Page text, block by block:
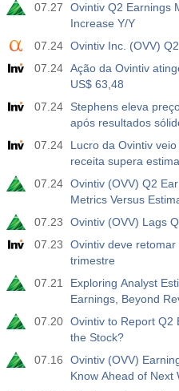
07.27
Ovintiv Q2 Earnings
Increase Y/Y
07.24 Ovintiv Inc. (OVV)
07.24 Ação da Ovintiv
US$ 63,48
07.24
Stephens eleva
após resultados
07.24
Lucro da Ovintiv
receita supera
07.24 Ovintiv (OVV) Q2
Metrics Versus
07.23
Ovintiv (OVV) Lags
07.23
Ovintiv deve
trimestre
07.21
Exploring Analyst
Earnings, Beyond
07.20 Ovintiv to Report Q2
the Stock?
07.16
Ovintiv (OVV)
Know Ahead of Next